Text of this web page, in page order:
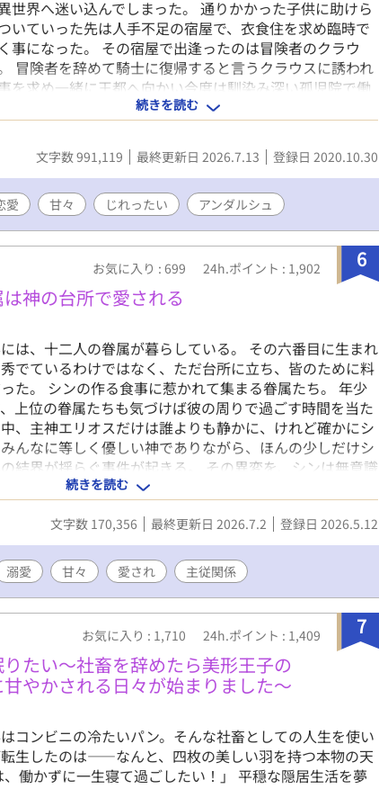
世界へ迷い込んでしまった。 通りかかった子供に助けら
いていった先は人手不足の宿屋で、衣食住を求め臨時で
事になった。 その宿屋で出逢ったのは冒険者のクラウ
冒険者を辞めて騎士に復帰すると言うクラウスに誘われ
を求め一緒に王都へ向かい今度は馴染み深い孤児院で働
事に。 神様からの啓示もなく、なぜ自分が迷い込んだのか
もわからないまま周りの人に助けられながら異世界で幸
になるお話です。 2022,04,02 第二部を始めることに加え
みやすくなればと第一部に章を追加しました。
続きを読む
文字数 991,119 最終更新日 2026.7.13 登録日 2020.10.30
愛 甘々 じれったい アンダルシュ
6
お気に入り : 699 24h.ポイント : 1,902
は神の台所で愛される
は、十二人の眷属が暮らしている。 その六番目に生まれ
でているわけではなく、ただ台所に立ち、皆のために料
た。 シンの作る食事に惹かれて集まる眷属たち。 年少
上位の眷属たちも気づけば彼の周りで過ごす時間を当た
、主神エリオスだけは誰よりも静かに、けれど確かにシ
んなに等しく優しい神でありながら、ほんの少しだけシ
結界が揺らぐ事件が起きる。 その異変を、シンは無意識
っかけに明かされていくのは、「六番目」にだけ与えら
だ愛されていたのではなく、天界そのものを穏やかに保
眷属たちに囲まれながら、少しずつ自分の力と向き合うシ
る神エリオスが、なぜ最初からシンだけを少し特別に見
日常の中で育つ、静かな恋。 世界を支える力と、ひとつ
ァンタジーBL。
続きを読む
文字数 170,356 最終更新日 2026.7.2 登録日 2026.5.12
溺愛 甘々 愛され 主従関係
7
お気に入り : 1,710 24h.ポイント : 1,409
たい〜社畜を辞めたら美形王子の
やかされる日々が始まりました〜
コンビニの冷たいパン。そんな社畜としての人生を使い
生したのは――なんと、四枚の美しい羽を持つ本物の天
働かずに一生寝て過ごしたい！」 ​平穏な隠居生活を夢